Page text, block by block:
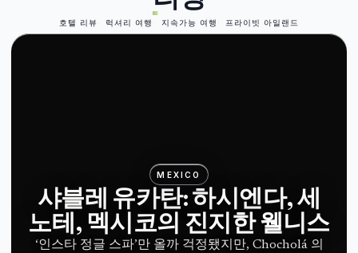
호텔 리뷰 럭셔리 여행 지속가능 여행 프라이빗 아일랜드
MEXICO
샤블레 유카탄: 하시엔다, 세
노테, 멕시코의 진지한 웰니스
‘인스타 정글 스파’만 올까 걱정됐지만, Chocholá 의